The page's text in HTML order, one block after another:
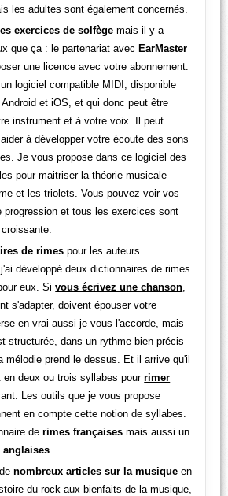
les adultes sont également concernés.
exercices de solfège mais il y a
que ça : le partenariat avec EarMaster
une licence avec votre abonnement.
logiciel compatible MIDI, disponible
et iOS, et qui donc peut être
instrument et à votre voix. Il peut
à développer votre écoute des sons
Je vous propose dans ce logiciel des
pour maitriser la théorie musicale
et les triolets. Vous pouvez voir vos
progression et tous les exercices sont
de rimes pour les auteurs
développé deux dictionnaires de rimes
eux. Sivous écrivez une chanson,
s'adapter, doivent épouser votre
en vrai aussi je vous l'accorde, mais
structurée, dans un rythme bien précis
mélodie prend le dessus. Et il arrive qu'il
en deux ou trois syllabes pourrimer
Les outils que je vous propose
en compte cette notion de syllabes.
derimes françaises mais aussi un
anglaises.
nombreux articles sur la musique en
du rock aux bienfaits de la musique,